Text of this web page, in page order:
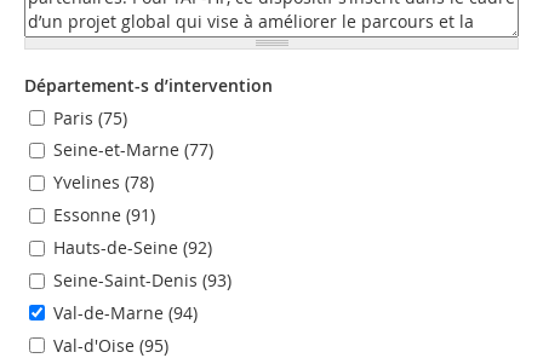
Département-s d’intervention
Paris (75)
Seine-et-Marne (77)
Yvelines (78)
Essonne (91)
Hauts-de-Seine (92)
Seine-Saint-Denis (93)
Val-de-Marne (94)
Val-d'Oise (95)